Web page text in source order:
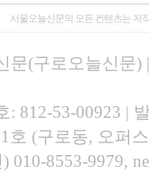
서울오늘신문의 모든 컨텐츠는 저
문(구로오늘신문)
: 812-53-00923 |
호 (구로동, 오퍼
8553-9979,